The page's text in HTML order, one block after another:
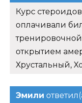
Курс
оплачивали
открытием
Хрустальный,
Эмили